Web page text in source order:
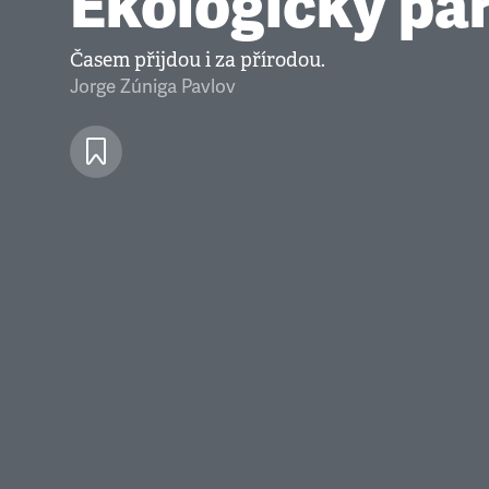
Časem přijdou i za přírodou.
Jorge Zúniga Pavlov